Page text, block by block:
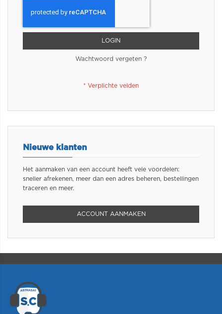
LOGIN
Wachtwoord vergeten ?
Nieuwe klanten
Het aanmaken van een account heeft vele voordelen:
sneller afrekenen, meer dan een adres beheren, bestellingen
traceren en meer.
ACCOUNT AANMAKEN